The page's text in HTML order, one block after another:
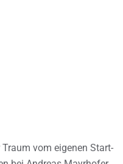
vom eigenen Start-